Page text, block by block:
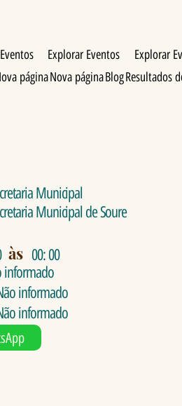
Explorar Eventos
Explorar
páginaNova páginaBlogResultados
Municipal de Soure
Municipal
às 00: 00
informado
informado
informado